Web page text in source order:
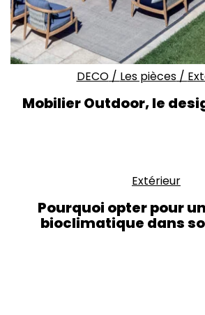
DECO/ Les pièces/
Mobilier Outdoor, le
Extérieur
Pourquoi opter pour
bioclimatique dans